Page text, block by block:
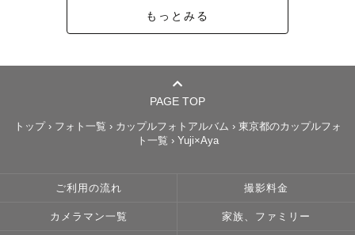
もっとみる
PAGE TOP
トップ› フォト一覧 › カップルフォトアルバム › 東京都のカップルフォ
ト一覧 › Yuji×Aya
ご利用の流れ 撮影料金
カメラマン一覧 家族、ファミリー